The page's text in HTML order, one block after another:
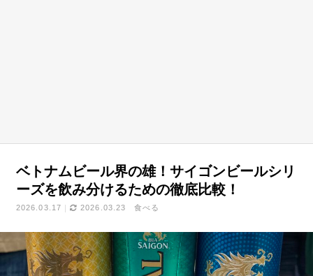
ベトナムビール界の雄！サイゴンビールシリ
ーズを飲み分けるための徹底比較！
2026.03.17 2026.03.23 食べる